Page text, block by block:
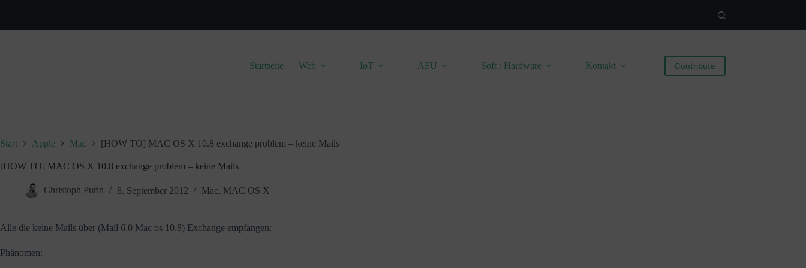
Startseite Web IoT AFU Soft / Hardware Kontakt Contribute
Start Apple Mac [HOW TO] MAC OS X 10.8 exchange problem – keine Mails
[HOW TO] MAC OS X 10.8 exchange problem – keine Mails
Christoph Purin 8. September 2012 Mac, MAC OS X
Alle die keine Mails über (Mail 6.0 Mac os 10.8) Exchange empfangen:
Phänomen: